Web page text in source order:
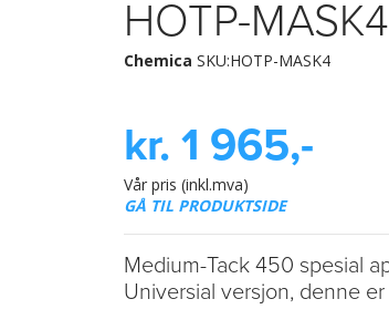
HOTP-MASK4
Chemica SKU:HOTP-MASK4
kr. 1 965,-
Vår pris (inkl.mva)
GÅ TIL PRODUKTSIDE
Medium-Tack 450 spesial
Universial versjon, denne